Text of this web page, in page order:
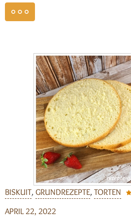
BISKUIT, GRUNDREZEPTE, TORTEN
APRIL 22, 2022